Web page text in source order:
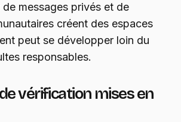
messages privés et de
créent des espaces
peut se développer loin du
responsables.
vérification mises en